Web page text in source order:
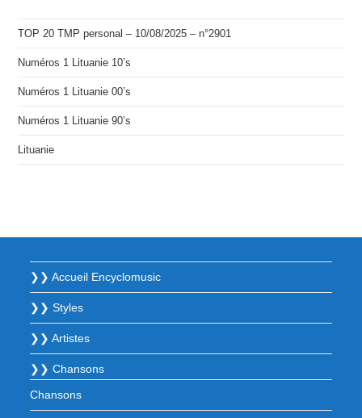
TOP 20 TMP personal – 10/08/2025 – n°2901
Numéros 1 Lituanie 10’s
Numéros 1 Lituanie 00’s
Numéros 1 Lituanie 90’s
Lituanie
❯❯ Accueil Encyclomusic
❯❯ Styles
❯❯ Artistes
❯❯ Chansons
Chansons